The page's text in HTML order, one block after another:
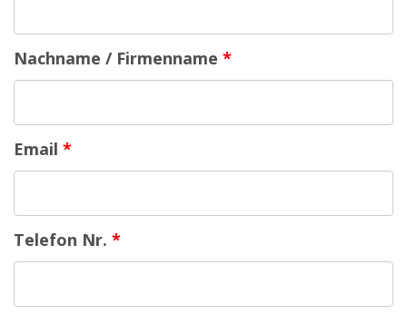
Nachname / Firmenname *
Email *
Telefon Nr. *